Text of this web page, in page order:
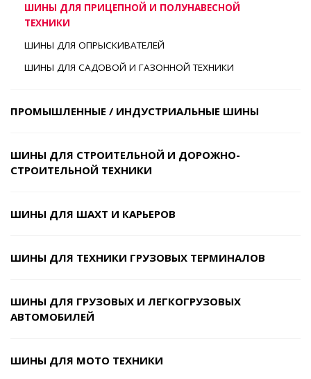
ШИНЫ ДЛЯ ПРИЦЕПНОЙ И ПОЛУНАВЕСНОЙ
ТЕХНИКИ
ШИНЫ ДЛЯ ОПРЫСКИВАТЕЛЕЙ
ШИНЫ ДЛЯ САДОВОЙ И ГАЗОННОЙ ТЕХНИКИ
ПРОМЫШЛЕННЫЕ / ИНДУСТРИАЛЬНЫЕ ШИНЫ
ШИНЫ ДЛЯ СТРОИТЕЛЬНОЙ И ДОРОЖНО-
СТРОИТЕЛЬНОЙ ТЕХНИКИ
ШИНЫ ДЛЯ ШАХТ И КАРЬЕРОВ
ШИНЫ ДЛЯ ТЕХНИКИ ГРУЗОВЫХ ТЕРМИНАЛОВ
ШИНЫ ДЛЯ ГРУЗОВЫХ И ЛЕГКОГРУЗОВЫХ
АВТОМОБИЛЕЙ
ШИНЫ ДЛЯ МОТО ТЕХНИКИ